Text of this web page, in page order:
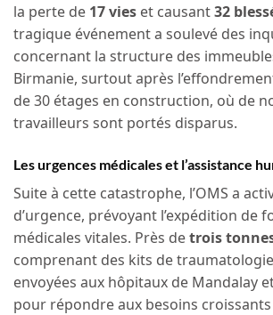
la perte de 17 vies et causant32
tragique événement a soulevé des
concernant la structure des
Birmanie, surtout après
de 30 étages en construction, où de
travailleurs sont portés disparus.
Les urgences médicales et l’assistance
Suite à cette catastrophe, l’OMS a
d’urgence, prévoyant l’expédition de
médicales vitales. Près detrois
comprenant des kits de
envoyées aux hôpitaux de Mandalay
pour répondre aux besoins croissants